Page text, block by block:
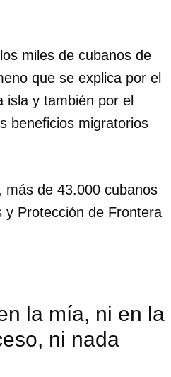
con tu
miles de cubanos de
que se explica por el
isla y también por el
beneficios migratorios
más de 43.000 cubanos
y Protección de Frontera
la mía, ni en la
ni nada